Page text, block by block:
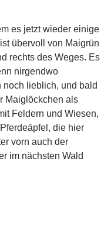
es jetzt wieder einige
übervoll von Maigrün
rechts des Weges. Es
nirgendwo
noch lieblich, und bald
Maiglöckchen als
Feldern und Wiesen,
die hier
vorn auch der
im nächsten Wald